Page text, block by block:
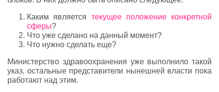
Каким является текущее положение конкретной
сферы?
Что уже сделано на данный момент?
Что нужно сделать еще?
Министерство здравоохранения уже выполнило такой
указ, остальные представители нынешней власти пока
работают над этим.